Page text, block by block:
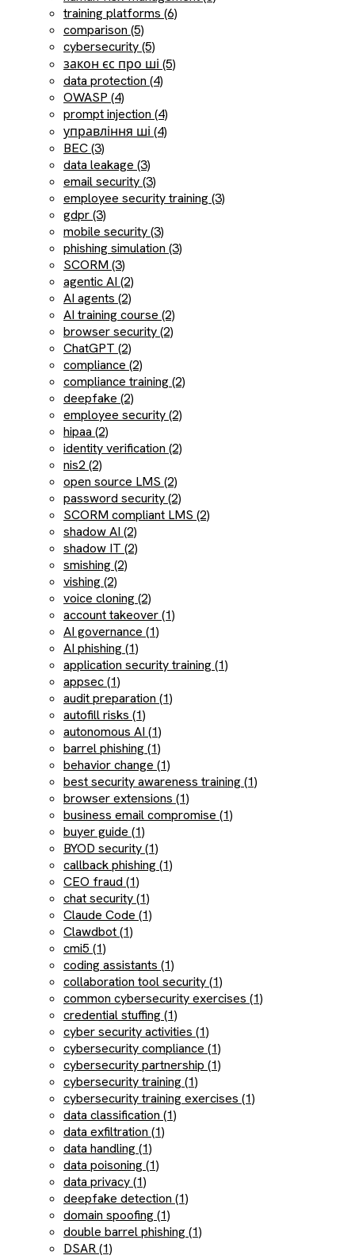
training platforms (6)
comparison (5)
cybersecurity (5)
закон єс про ші (5)
data protection (4)
OWASP (4)
prompt injection (4)
управління ші (4)
BEC (3)
data leakage (3)
email security (3)
employee security training (3)
gdpr (3)
mobile security (3)
phishing simulation (3)
SCORM (3)
agentic AI (2)
AI agents (2)
AI training course (2)
browser security (2)
ChatGPT (2)
compliance (2)
compliance training (2)
deepfake (2)
employee security (2)
hipaa (2)
identity verification (2)
nis2 (2)
open source LMS (2)
password security (2)
SCORM compliant LMS (2)
shadow AI (2)
shadow IT (2)
smishing (2)
vishing (2)
voice cloning (2)
account takeover (1)
AI governance (1)
AI phishing (1)
application security training (1)
appsec (1)
audit preparation (1)
autofill risks (1)
autonomous AI (1)
barrel phishing (1)
behavior change (1)
best security awareness training (1)
browser extensions (1)
business email compromise (1)
buyer guide (1)
BYOD security (1)
callback phishing (1)
CEO fraud (1)
chat security (1)
Claude Code (1)
Clawdbot (1)
cmi5 (1)
coding assistants (1)
collaboration tool security (1)
common cybersecurity exercises (1)
credential stuffing (1)
cyber security activities (1)
cybersecurity compliance (1)
cybersecurity partnership (1)
cybersecurity training (1)
cybersecurity training exercises (1)
data classification (1)
data exfiltration (1)
data handling (1)
data poisoning (1)
data privacy (1)
deepfake detection (1)
domain spoofing (1)
double barrel phishing (1)
DSAR (1)